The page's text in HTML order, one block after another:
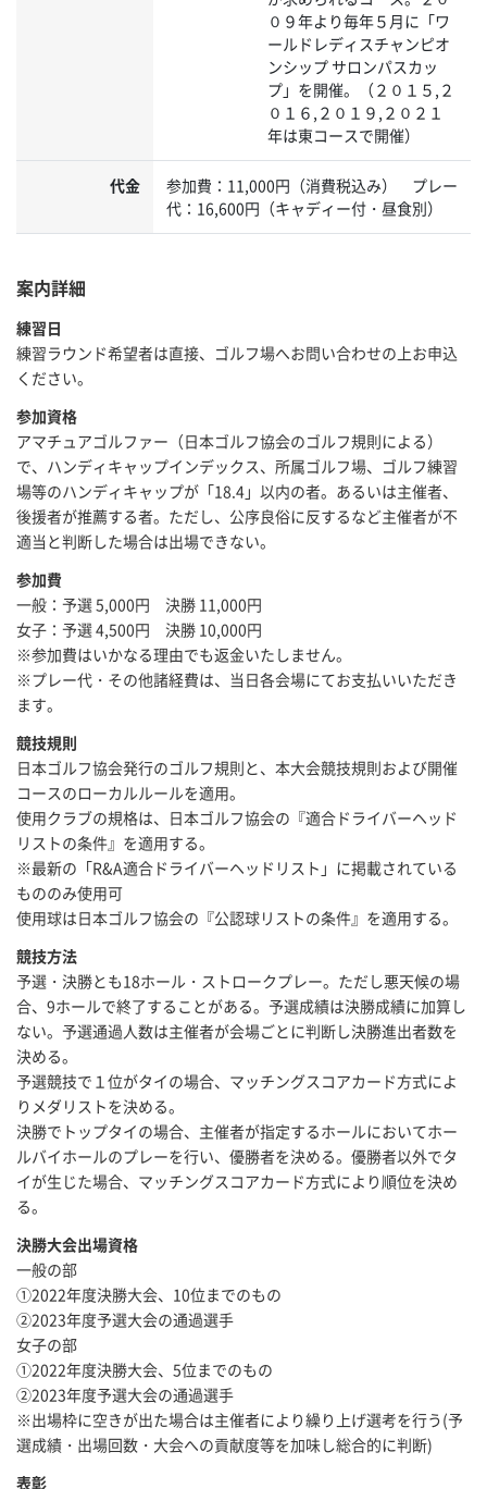
０９年より毎年５月に「ワ
ールドレディスチャンピオ
ンシップ サロンパスカッ
プ」を開催。（２０１５,２
０１６,２０１９,２０２１
年は東コースで開催）
代金
参加費：11,000円（消費税込み） プレー
代：16,600円（キャディー付・昼食別）
案内詳細
練習日
練習ラウンド希望者は直接、ゴルフ場へお問い合わせの上お申込
ください。
参加資格
アマチュアゴルファー（日本ゴルフ協会のゴルフ規則による）
で、ハンディキャップインデックス、所属ゴルフ場、ゴルフ練習
場等のハンディキャップが「18.4」以内の者。あるいは主催者、
後援者が推薦する者。ただし、公序良俗に反するなど主催者が不
適当と判断した場合は出場できない。
参加費
一般：予選 5,000円 決勝 11,000円
女子：予選 4,500円 決勝 10,000円
※参加費はいかなる理由でも返金いたしません。
※プレー代・その他諸経費は、当日各会場にてお支払いいただき
ます。
競技規則
日本ゴルフ協会発行のゴルフ規則と、本大会競技規則および開催
コースのローカルルールを適用。
使用クラブの規格は、日本ゴルフ協会の『適合ドライバーヘッド
リストの条件』を適用する。
※最新の「R&A適合ドライバーヘッドリスト」に掲載されている
もののみ使用可
使用球は日本ゴルフ協会の『公認球リストの条件』を適用する。
競技方法
予選・決勝とも18ホール・ストロークプレー。ただし悪天候の場
合、9ホールで終了することがある。予選成績は決勝成績に加算し
ない。予選通過人数は主催者が会場ごとに判断し決勝進出者数を
決める。
予選競技で１位がタイの場合、マッチングスコアカード方式によ
りメダリストを決める。
決勝でトップタイの場合、主催者が指定するホールにおいてホー
ルバイホールのプレーを行い、優勝者を決める。優勝者以外でタ
イが生じた場合、マッチングスコアカード方式により順位を決め
る。
決勝大会出場資格
一般の部
①2022年度決勝大会、10位までのもの
②2023年度予選大会の通過選手
女子の部
①2022年度決勝大会、5位までのもの
②2023年度予選大会の通過選手
※出場枠に空きが出た場合は主催者により繰り上げ選考を行う(予
選成績・出場回数・大会への貢献度等を加味し総合的に判断)
表彰